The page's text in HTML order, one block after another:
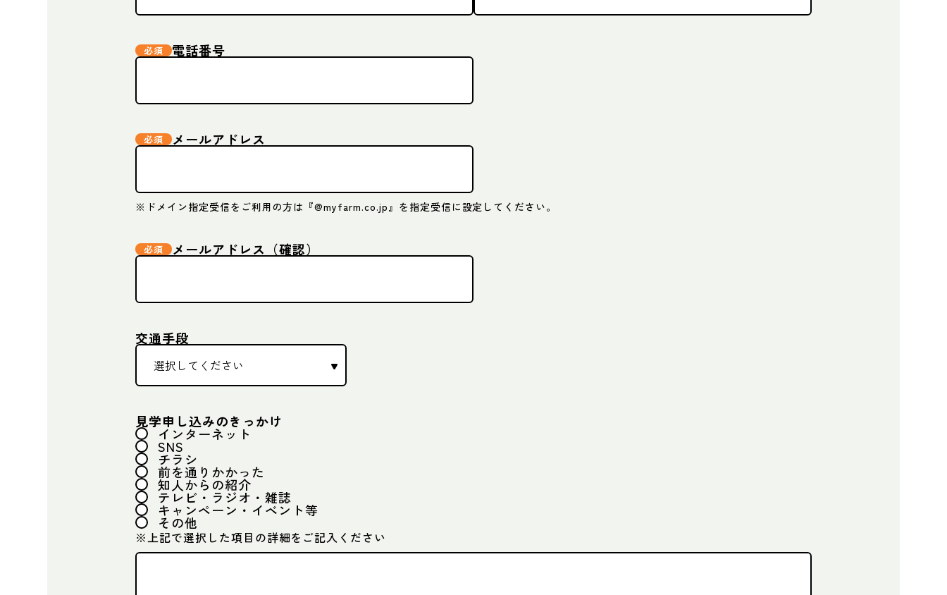
電話番号
メールアドレス
※ドメイン指定受信をご利用の方は『@myfarm.co.jp』を指定受信に設定してください。
メールアドレス（確認）
交通手段
見学申し込みのきっかけ
インターネット
SNS
チラシ
前を通りかかった
知人からの紹介
テレビ・ラジオ・雑誌
キャンペーン・イベント等
その他
※上記で選択した項目の詳細をご記入ください